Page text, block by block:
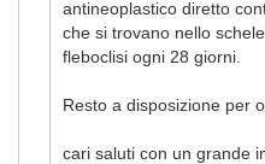
antineoplastico diretto
che si trovano nello
fleboclisi ogni 28 giorni.
Resto a disposizione per
cari saluti con un grande